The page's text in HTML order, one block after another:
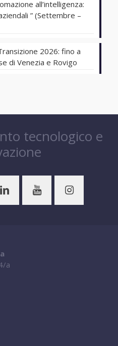
all’intelligenza:
” (Settembre –
2026: fino a
di Venezia e Rovigo
tecnologico e
a